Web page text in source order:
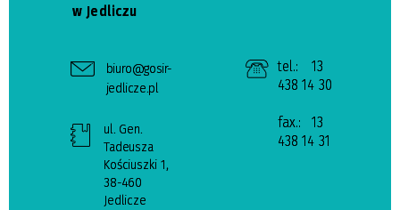
w Jedliczu
biuro@gosir-
jedlicze.pl
ul. Gen.
Tadeusza
Kościuszki 1,
38-460
Jedlicze
tel.:
13
438 14 30
fax.:
13
438 14 31